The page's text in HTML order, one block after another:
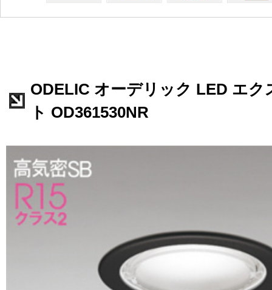
ODELIC オーデリック LED エク
ト OD361530NR